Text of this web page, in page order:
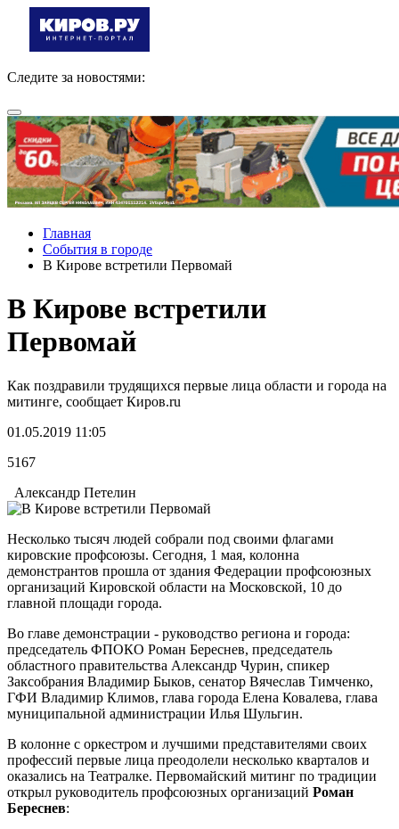
Следите за новостями:
Главная
События в городе
В Кирове встретили Первомай
В Кирове встретили
Первомай
Как поздравили трудящихся первые лица области и города на
митинге, сообщает Киров.ru
01.05.2019 11:05
5167
Александр Петелин
Несколько тысяч людей собрали под своими флагами
кировские профсоюзы. Сегодня, 1 мая, колонна
демонстрантов прошла от здания Федерации профсоюзных
организаций Кировской области на Московской, 10 до
главной площади города.
Во главе демонстрации - руководство региона и города:
председатель ФПОКО Роман Береснев, председатель
областного правительства Александр Чурин, спикер
Заксобрания Владимир Быков, сенатор Вячеслав Тимченко,
ГФИ Владимир Климов, глава города Елена Ковалева, глава
муниципальной администрации Илья Шульгин.
В колонне с оркестром и лучшими представителями своих
профессий первые лица преодолели несколько кварталов и
оказались на Театралке. Первомайский митинг по традиции
открыл руководитель профсоюзных организаций Роман
Береснев: